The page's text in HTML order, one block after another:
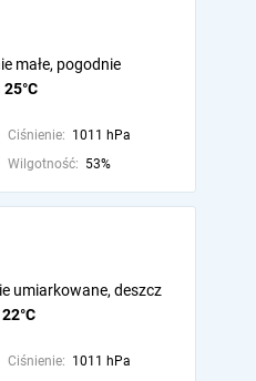
25°C
małe, pogodnie
Ciśnienie: 1011 hPa
Wilgotność: 53%
22°C
umiarkowane, deszcz
Ciśnienie: 1011 hPa